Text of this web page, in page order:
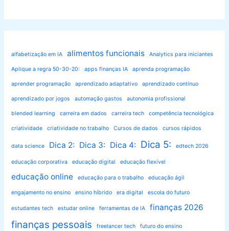
alfabetização em IA alimentos funcionais Analytics para iniciantes
Aplique a regra 50-30-20: apps finanças IA aprenda programação
aprender programação aprendizado adaptativo aprendizado contínuo
aprendizado por jogos automação gastos autonomia profissional
blended learning carreira em dados carreira tech competência tecnológica
criatividade criatividade no trabalho Cursos de dados cursos rápidos
data science Dica 2: Dica 3: Dica 4: Dica 5: edtech 2026
educação corporativa educação digital educação flexível
educação online educação para o trabalho educação ágil
engajamento no ensino ensino híbrido era digital escola do futuro
estudantes tech estudar online ferramentas de IA finanças 2026
finanças pessoais freelancer tech futuro do ensino